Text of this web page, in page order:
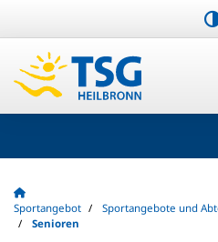
Sportangebot Sportangebote und
Senioren